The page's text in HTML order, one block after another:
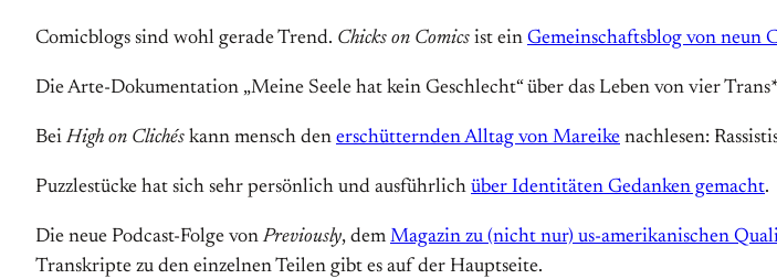
Comicblogs sind wohl gerade Trend. Chicks on Comics ist ein Gemeinschaftsblog von neun
Die Arte-Dokumentation „Meine Seele hat kein Geschlecht“ über das Leben von vier
Bei High on Clichés kann mensch den erschütternden Alltag von Mareike nachlesen:
Puzzlestücke hat sich sehr persönlich und ausführlich über Identitäten Gedanken gemacht.
Die neue Podcast-Folge von Previously, dem Magazin zu (nicht nur) us-amerikanischen
Transkripte zu den einzelnen Teilen gibt es auf der Hauptseite.